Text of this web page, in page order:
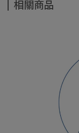
相關商品